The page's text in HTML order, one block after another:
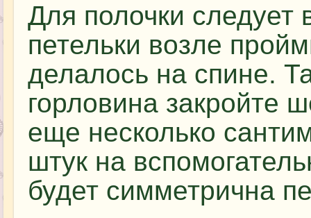
Для полочки следует
петельки возле
делалось на спине.
горловина закройте
еще несколько
штук на
будет симметрична